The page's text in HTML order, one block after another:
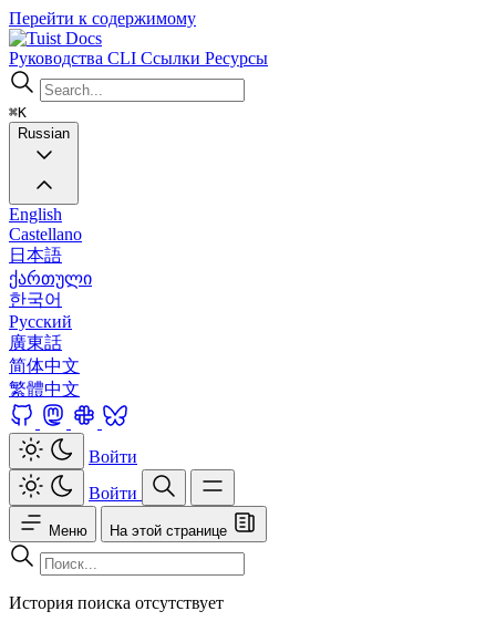
Перейти к содержимому
Docs
Руководства CLI Ссылки Ресурсы
⌘K
Russian
English
Castellano
日本語
ქართული
한국어
Русский
廣東話
简体中文
繁體中文
Войти
Войти
Меню На этой странице
История поиска отсутствует